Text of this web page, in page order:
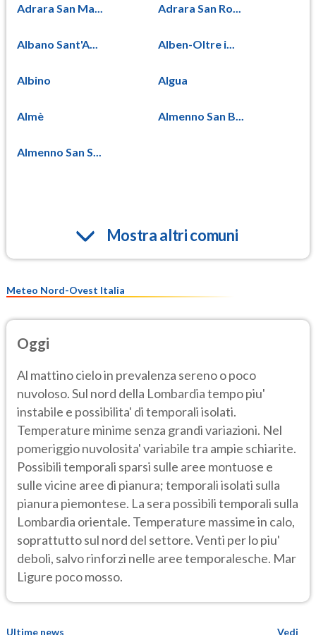
Adrara San Ma... Adrara San Ro...
Albano Sant'A... Alben-Oltre i...
Albino Algua
Almè Almenno San B...
Almenno San S...
Mostra altri comuni
Meteo Nord-Ovest Italia
Oggi
Al mattino cielo in prevalenza sereno o poco
nuvoloso. Sul nord della Lombardia tempo piu'
instabile e possibilita' di temporali isolati.
Temperature minime senza grandi variazioni. Nel
pomeriggio nuvolosita' variabile tra ampie schiarite.
Possibili temporali sparsi sulle aree montuose e
sulle vicine aree di pianura; temporali isolati sulla
pianura piemontese. La sera possibili temporali sulla
Lombardia orientale. Temperature massime in calo,
soprattutto sul nord del settore. Venti per lo piu'
deboli, salvo rinforzi nelle aree temporalesche. Mar
Ligure poco mosso.
Ultime news Vedi